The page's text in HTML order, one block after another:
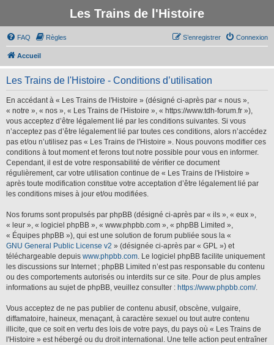
Les Trains de l'Histoire
FAQ Règles Connexion
S’enregistrer
Accueil
Les Trains de l'Histoire - Conditions d’utilisation
En accédant à « Les Trains de l'Histoire » (désigné ci-après par « nous »,
« notre », « nos », « Les Trains de l'Histoire », « https://www.tdh-forum.fr »),
vous acceptez d’être légalement lié par les conditions suivantes. Si vous
n’acceptez pas d’être légalement lié par toutes ces conditions, alors n’accédez
pas et/ou n’utilisez pas « Les Trains de l'Histoire ». Nous pouvons modifier ces
conditions à tout moment et ferons tout notre possible pour vous en informer.
Cependant, il est de votre responsabilité de vérifier ce document
régulièrement, car votre utilisation continue de « Les Trains de l'Histoire »
après toute modification constitue votre acceptation d’être légalement lié par
les conditions mises à jour et/ou modifiées.
Nos forums sont propulsés par phpBB (désigné ci-après par « ils », « eux »,
« leur », « logiciel phpBB », « www.phpbb.com », « phpBB Limited »,
« Équipes phpBB »), qui est une solution de forum publiée sous la «
GNU General Public License v2 » (désignée ci-après par « GPL ») et
téléchargeable depuis www.phpbb.com. Le logiciel phpBB facilite uniquement
les discussions sur Internet ; phpBB Limited n’est pas responsable du contenu
ou des comportements autorisés ou interdits sur ce site. Pour de plus amples
informations au sujet de phpBB, veuillez consulter : https://www.phpbb.com/.
Vous acceptez de ne pas publier de contenu abusif, obscène, vulgaire,
diffamatoire, haineux, menaçant, à caractère sexuel ou tout autre contenu
illicite, que ce soit en vertu des lois de votre pays, du pays où « Les Trains de
l'Histoire » est hébergé ou du droit international. Une telle action peut entraîner